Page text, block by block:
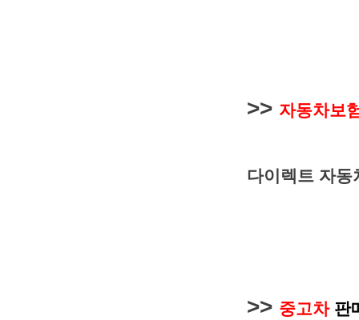
>> 자동차보
다이렉트 자동
>> 중고차판